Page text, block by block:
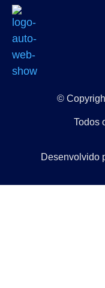
©
Todos
Desenvolvido